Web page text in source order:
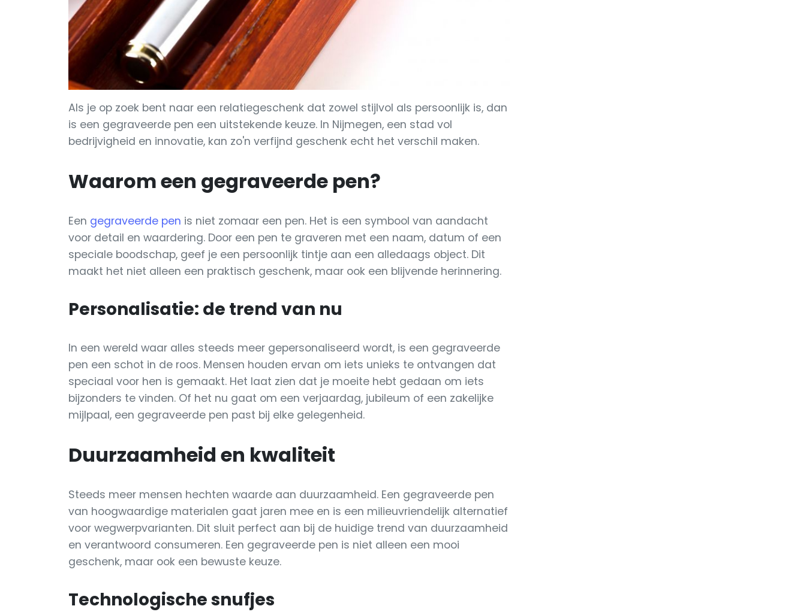
Als je op zoek bent naar een relatiegeschenk dat zowel stijlvol als persoonlijk is, dan
is een gegraveerde pen een uitstekende keuze. In Nijmegen, een stad vol
bedrijvigheid en innovatie, kan zo'n verfijnd geschenk echt het verschil maken.
Waarom een gegraveerde pen?
Een gegraveerde pen is niet zomaar een pen. Het is een symbool van aandacht
voor detail en waardering. Door een pen te graveren met een naam, datum of een
speciale boodschap, geef je een persoonlijk tintje aan een alledaags object. Dit
maakt het niet alleen een praktisch geschenk, maar ook een blijvende herinnering.
Personalisatie: de trend van nu
In een wereld waar alles steeds meer gepersonaliseerd wordt, is een gegraveerde
pen een schot in de roos. Mensen houden ervan om iets unieks te ontvangen dat
speciaal voor hen is gemaakt. Het laat zien dat je moeite hebt gedaan om iets
bijzonders te vinden. Of het nu gaat om een verjaardag, jubileum of een zakelijke
mijlpaal, een gegraveerde pen past bij elke gelegenheid.
Duurzaamheid en kwaliteit
Steeds meer mensen hechten waarde aan duurzaamheid. Een gegraveerde pen
van hoogwaardige materialen gaat jaren mee en is een milieuvriendelijk alternatief
voor wegwerpvarianten. Dit sluit perfect aan bij de huidige trend van duurzaamheid
en verantwoord consumeren. Een gegraveerde pen is niet alleen een mooi
geschenk, maar ook een bewuste keuze.
Technologische snufjes